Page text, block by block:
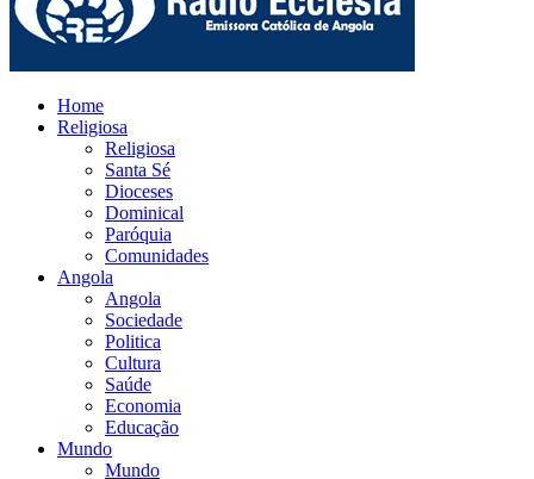
Home
Religiosa
Religiosa
Santa Sé
Dioceses
Dominical
Paróquia
Comunidades
Angola
Angola
Sociedade
Politica
Cultura
Saúde
Economia
Educação
Mundo
Mundo